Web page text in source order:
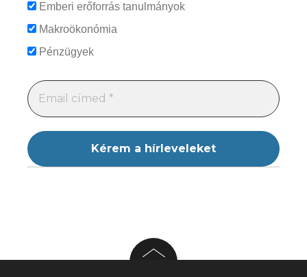
Emberi erőforrás tanulmányok
Makroökonómia
Pénzügyek